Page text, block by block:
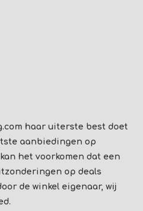
haar uiterste best doet
aanbiedingen op
het voorkomen dat een
op deals
de winkel eigenaar, wij